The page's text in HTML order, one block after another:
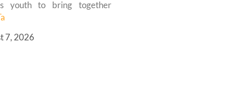
youth to bring together
7, 2026